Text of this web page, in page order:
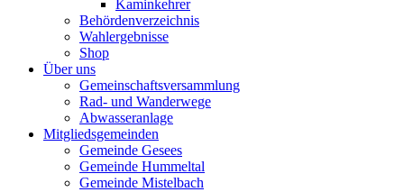
Kaminkehrer
Behördenverzeichnis
Wahlergebnisse
Shop
Über uns
Gemeinschaftsversammlung
Rad- und Wanderwege
Abwasseranlage
Mitgliedsgemeinden
Gemeinde Gesees
Gemeinde Hummeltal
Gemeinde Mistelbach